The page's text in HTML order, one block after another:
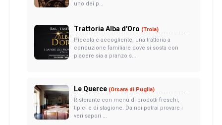
uno dei p...
Trattoria Alba d'Oro (Troia)
Piccola e accogliente, una trattoria a
conduzione familiare dove si sosta con
piacere sia a pranzo s...
Le Querce (Orsara di Puglia)
Ristorante con menù di prodotti freschi,
tipici e di stagione. Da noi potrai provare i
veri sapori ...